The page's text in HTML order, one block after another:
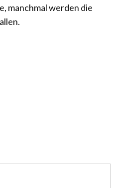
manchmal werden die